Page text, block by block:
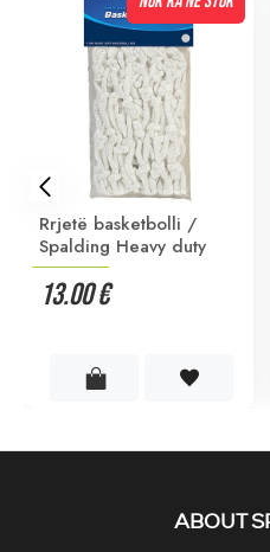
Rrjetë basketbolli /
Spalding Heavy duty
13.00 €
ABOUT